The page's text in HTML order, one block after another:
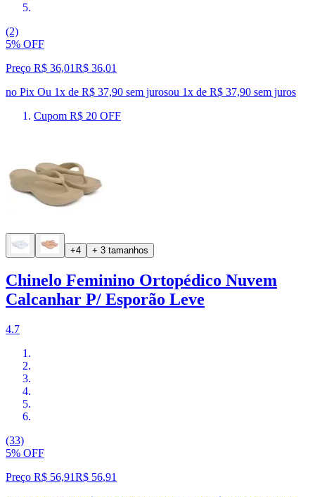
(2)
5% OFF
Preço R$ 36,01R$ 36,01
no Pix Ou 1x de R$ 37,90 sem jurosou 1x de R$ 37,90 sem juros
Cupom R$ 20 OFF
+4 + 3 tamanhos
Chinelo Feminino Ortopédico Nuvem
Calcanhar P/ Esporão Leve
4.7
(33)
5% OFF
Preço R$ 56,91R$ 56,91